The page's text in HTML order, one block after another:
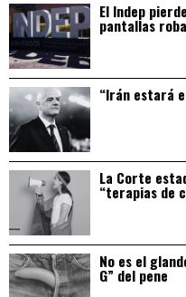
El Indep
pantallas
“Irán estará
La Corte
“terapias de
No es el
G” del pene